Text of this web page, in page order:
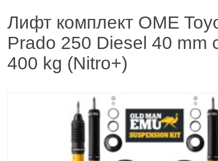
Лифт комплект OME
Prado 250 Diesel 40 mm
400 kg (Nitro+)